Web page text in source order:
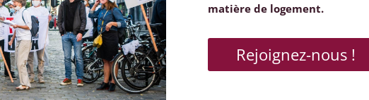
matière de logement.
Rejoignez-nous !